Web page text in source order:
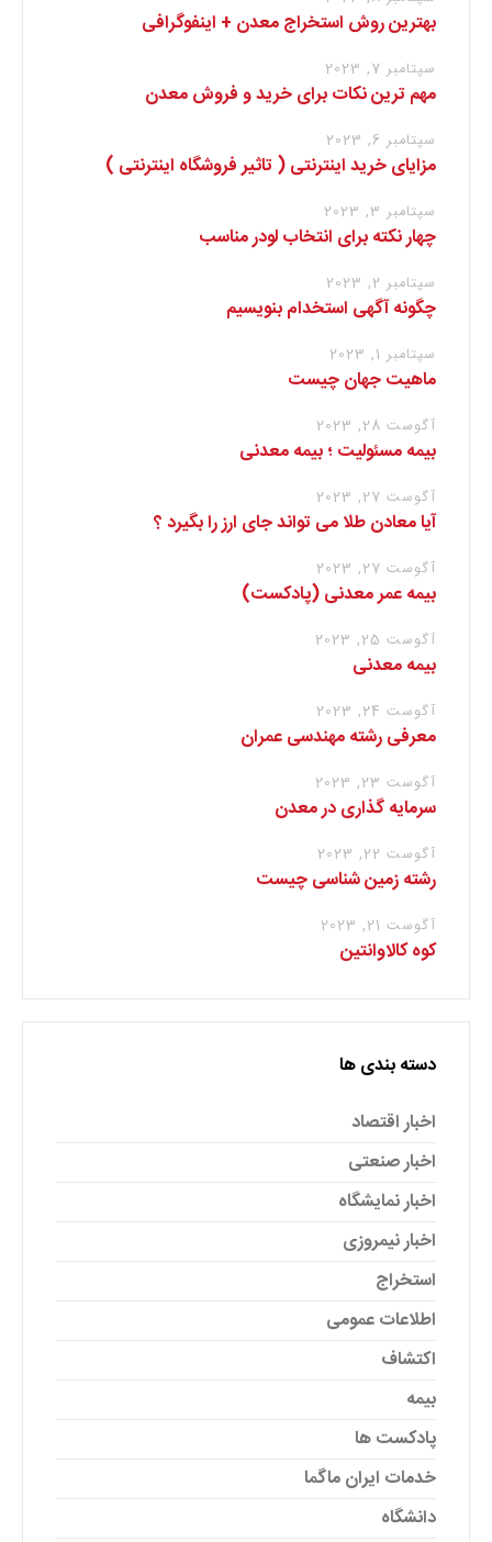
بهترین روش استخراج معدن + اینفوگرافی
سپتامبر 7, 2023
مهم ترین نکات برای خرید و فروش معدن
سپتامبر 6, 2023
مزایای خرید اینترنتی ( تاثیر فروشگاه اینترنتی )
سپتامبر 3, 2023
چهار نکته برای انتخاب لودر مناسب
سپتامبر 2, 2023
چگونه آگهی استخدام بنویسیم
سپتامبر 1, 2023
ماهیت جهان چیست
آگوست 28, 2023
بیمه مسئولیت ؛ بیمه معدنی
آگوست 27, 2023
آیا معادن طلا می تواند جای ارز را بگیرد ؟
آگوست 27, 2023
بیمه عمر معدنی (پادکست)
آگوست 25, 2023
بیمه معدنی
آگوست 24, 2023
معرفی رشته مهندسی عمران
آگوست 23, 2023
سرمایه گذاری در معدن
آگوست 22, 2023
رشته زمین شناسی چیست
آگوست 21, 2023
کوه کالاوانتین
دسته بندی ها
اخبار اقتصاد
اخبار صنعتی
اخبار نمایشگاه
اخبار نیمروزی
استخراج
اطلاعات عمومی
اکتشاف
بیمه
پادکست ها
خدمات ایران ماگما
دانشگاه